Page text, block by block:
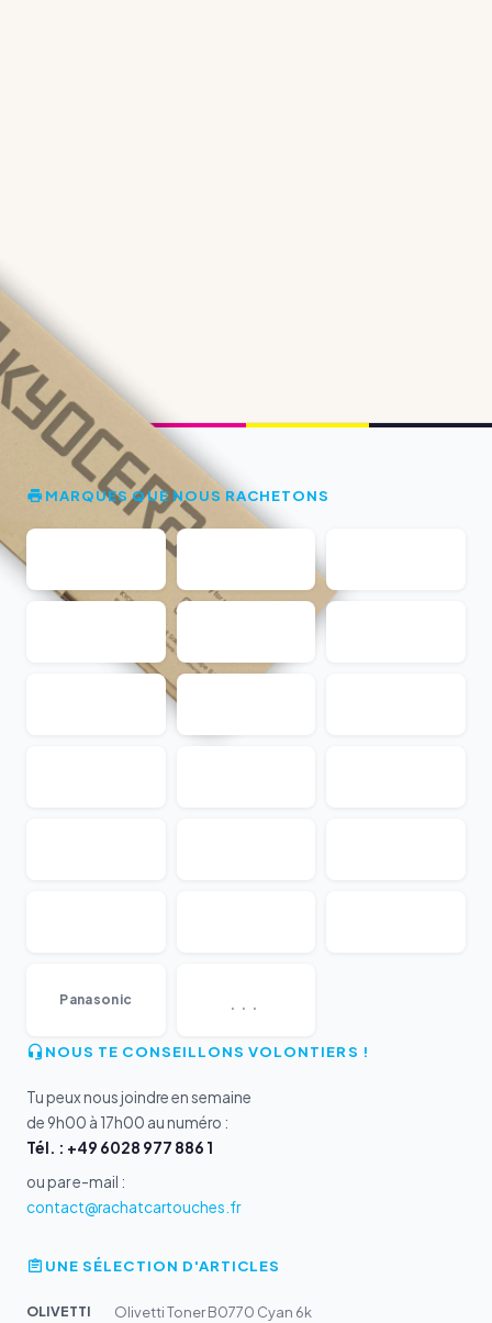
MARQUES QUE NOUS RACHETONS
Panasonic ...
NOUS TE CONSEILLONS VOLONTIERS !
Tu peux nous joindre en semaine
de 9h00 à 17h00 au numéro :
Tél. : +49 6028 977 886 1
ou par e-mail :
contact@rachatcartouches.fr
UNE SÉLECTION D'ARTICLES
OLIVETTI
Olivetti Toner B0770 Cyan 6k